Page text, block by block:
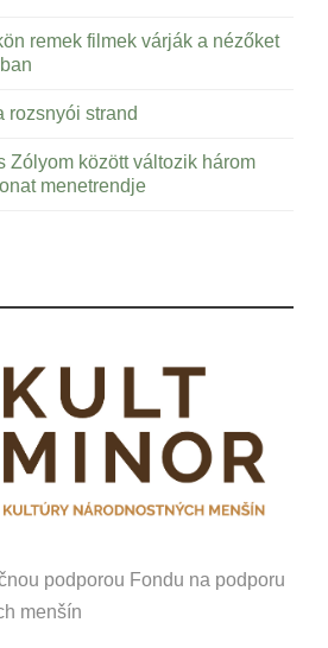
remek filmek várják a nézőket
rozsnyói strand
Zólyom között változik három
menetrendje
podporou Fondu na podporu
menšín